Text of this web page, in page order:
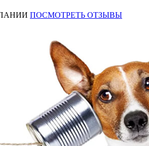
ПОСМОТРЕТЬ ОТЗЫВЫ